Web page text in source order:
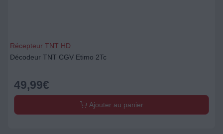
Récepteur TNT HD
Décodeur TNT CGV Etimo 2Tc
49,99€
Ajouter au panier